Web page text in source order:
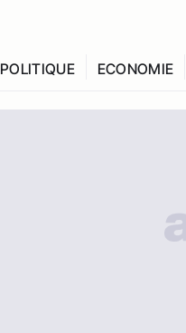
POLITIQUE ECONOMIE